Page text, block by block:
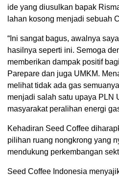
ide yang diusulkan bapak
lahan kosong menjadi sebuah
“Ini sangat bagus, awalnya
hasilnya seperti ini. Semoga
memberikan dampak positif
Parepare dan juga UMKM.
melihat tidak ada gas
menjadi salah satu upaya PLN
masyarakat peralihan energi
Kehadiran Seed Coffee
pilihan ruang nongkrong yang
mendukung perkembangan
Seed Coffee Indonesia